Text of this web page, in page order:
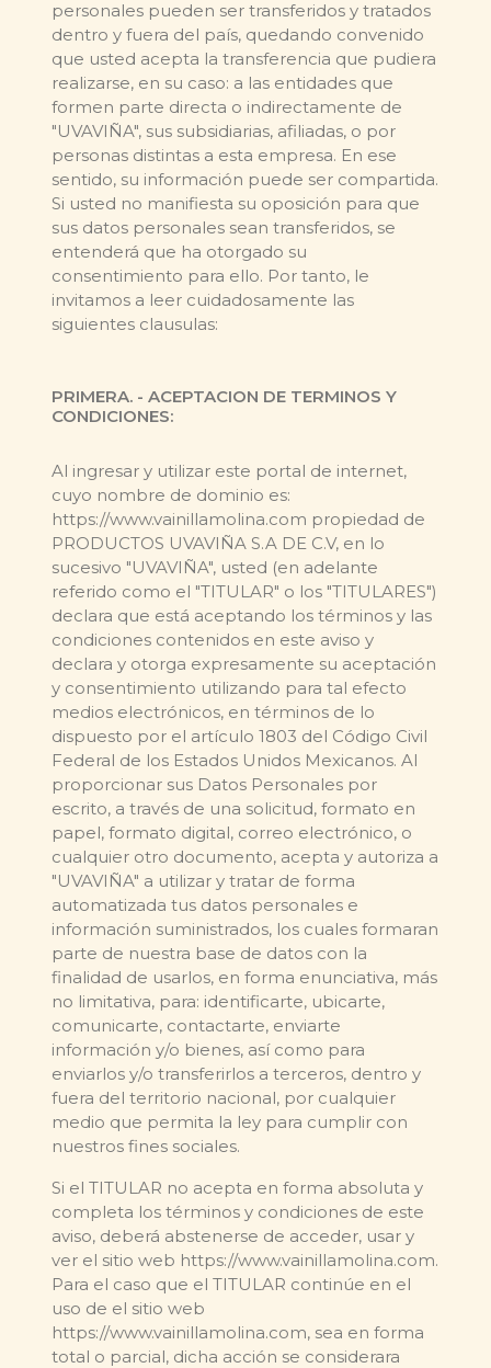
personales pueden ser transferidos y tratados
dentro y fuera del país, quedando convenido
que usted acepta la transferencia que pudiera
realizarse, en su caso: a las entidades que
formen parte directa o indirectamente de
"UVAVIÑA", sus subsidiarias, afiliadas, o por
personas distintas a esta empresa. En ese
sentido, su información puede ser compartida.
Si usted no manifiesta su oposición para que
sus datos personales sean transferidos, se
entenderá que ha otorgado su
consentimiento para ello. Por tanto, le
invitamos a leer cuidadosamente las
siguientes clausulas:
PRIMERA. - ACEPTACION DE TERMINOS Y
CONDICIONES:
Al ingresar y utilizar este portal de internet,
cuyo nombre de dominio es:
https://www.vainillamolina.com propiedad de
PRODUCTOS UVAVIÑA S.A DE C.V, en lo
sucesivo "UVAVIÑA", usted (en adelante
referido como el "TITULAR" o los "TITULARES")
declara que está aceptando los términos y las
condiciones contenidos en este aviso y
declara y otorga expresamente su aceptación
y consentimiento utilizando para tal efecto
medios electrónicos, en términos de lo
dispuesto por el artículo 1803 del Código Civil
Federal de los Estados Unidos Mexicanos. Al
proporcionar sus Datos Personales por
escrito, a través de una solicitud, formato en
papel, formato digital, correo electrónico, o
cualquier otro documento, acepta y autoriza a
"UVAVIÑA" a utilizar y tratar de forma
automatizada tus datos personales e
información suministrados, los cuales formaran
parte de nuestra base de datos con la
finalidad de usarlos, en forma enunciativa, más
no limitativa, para: identificarte, ubicarte,
comunicarte, contactarte, enviarte
información y/o bienes, así como para
enviarlos y/o transferirlos a terceros, dentro y
fuera del territorio nacional, por cualquier
medio que permita la ley para cumplir con
nuestros fines sociales.
Si el TITULAR no acepta en forma absoluta y
completa los términos y condiciones de este
aviso, deberá abstenerse de acceder, usar y
ver el sitio web https://www.vainillamolina.com.
Para el caso que el TITULAR continúe en el
uso de el sitio web
https://www.vainillamolina.com, sea en forma
total o parcial, dicha acción se considerara